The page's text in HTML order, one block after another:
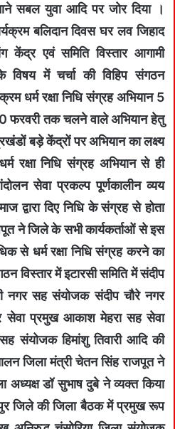
सबल युवा आदि पर जोर दिया ।
बलिदान दिवस घर लव जिहाद
केंद्र एवं समिति विस्तार आगामी
विषय में चर्चा की विहिप संगठन
धर्म रक्षा निधि संग्रह अभियान 5
फरवरी तक चलने वाले अभियान हेतु
बड़े केंद्रों पर अभियान का लक्ष्य
रक्षा निधि संग्रह अभियान से ही
सेवा प्रकल्प पूर्णकालीन व्यय
द्वारा दिए निधि के संग्रह से होता
ने जिले के सभी कार्यकर्ताओं से इस
से धर्म रक्षा निधि संग्रह करने का
विस्तार में इटारसी समिति में संदीप
नगर सह संयोजक संदीप चौरे नगर
सेवा प्रमुख आकाश मेहरा सह सेवा
संयोजक हिमांशु तिवारी आदि की
जिला मंत्री चेतन सिंह राजपूत ने
अध्यक्ष डॉ सुभाष दुबे ने व्यक्त किया
पुर जिले की जिला बैठक में प्रमुख रूप